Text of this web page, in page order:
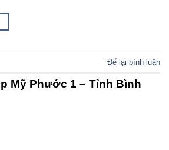
Để lại bình luận
Mỹ Phước 1 – Tỉnh Bình